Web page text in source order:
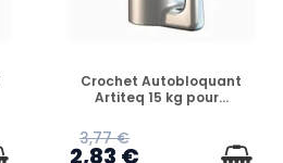
EN STOCK
Crochet Autobloquant
Artiteq 15 kg pour...
3,77 €
2,83 €